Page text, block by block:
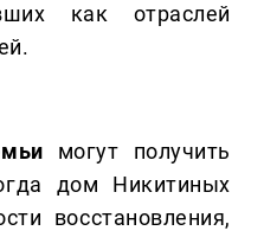
как отраслей
могут получить
дом Никитиных
восстановления,